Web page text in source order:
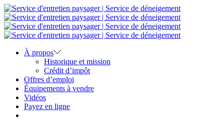
À propos
Historique et mission
Crédit d’impôt
Offres d’emploi
Équipements à vendre
Vidéos
Payez en ligne